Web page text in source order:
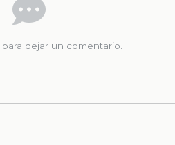
para dejar un comentario.